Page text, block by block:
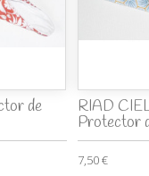
de RIAD
Protector
7,50 €